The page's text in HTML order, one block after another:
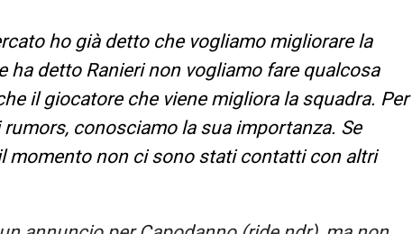
ho già detto che vogliamo migliorare la
ha detto Ranieri non vogliamo fare qualcosa
il giocatore che viene migliora la squadra. Per
conosciamo la sua importanza. Se
momento non ci sono stati contatti con altri